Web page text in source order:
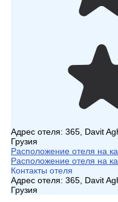
Адрес отеля: 365, Davit
Грузия
Расположение отеля на
Расположение отеля на
Контакты отеля
Адрес отеля: 365, Davit
Грузия